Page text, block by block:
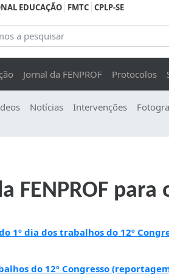
EDUCAÇÃO FMTC CPLP-SE
Jornal da FENPROF Protocolos
Notícias Intervenções
FENPROF
1º dia dos trabalhos do 12º
do 12º Congresso